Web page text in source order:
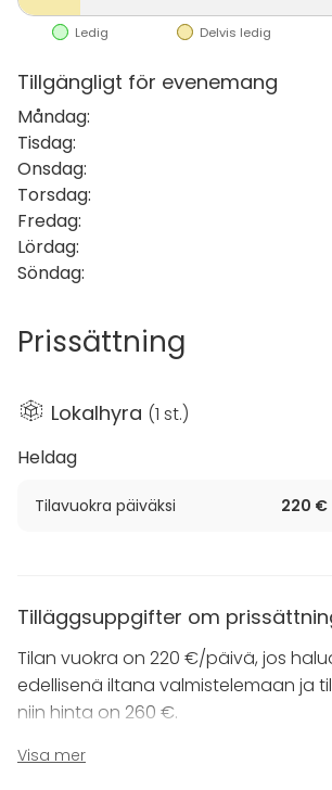
hengelle. Tilaan voit tuoda omat
astianpesukoneen, lieden,
jääkaapin ja pakastimen.
Koska tila sijaitsee kerrostalon
äänekäs juhlinta lopetettava ja tilan
22.
Pihassa ei ole vieraille parkkipaikkoja.
saavat tilavuokrasta alennusta.
Ledig Delvis ledig
Tillgängligt för evenemang
Måndag:
Tisdag:
Onsdag:
Torsdag:
Fredag:
Lördag:
Söndag:
Prissättning
Lokalhyra (1 st.)
Heldag
Tilavuokra päiväksi 220 €
Tilläggsuppgifter om
Tilan vuokra on 220 €/päivä, jos
edellisenä iltana valmistelemaan ja
niin hinta on 260 €.
Kauttamme saa tilattua halutessaan
Visa mer